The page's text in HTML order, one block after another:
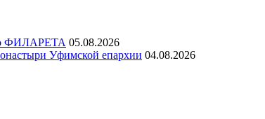
ФИЛАРЕТА 05.08.2026
Уфимской епархии 04.08.2026